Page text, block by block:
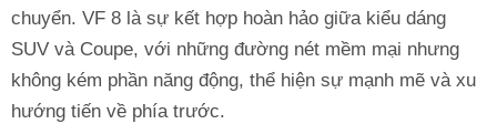
chuyển. VF 8 là sự kết hợp hoàn hảo giữa kiểu dáng
SUV và Coupe, với những đường nét mềm mại nhưng
không kém phần năng động, thể hiện sự mạnh mẽ và xu
hướng tiến về phía trước.